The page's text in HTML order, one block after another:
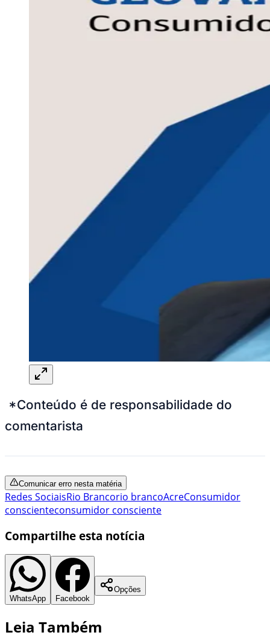
*Conteúdo é de responsabilidade do
comentarista
Comunicar erro nesta matéria
Redes SociaisRio Brancorio brancoAcreConsumidor
conscienteconsumidor consciente
Compartilhe esta notícia
WhatsApp Facebook
Opções
Leia Também